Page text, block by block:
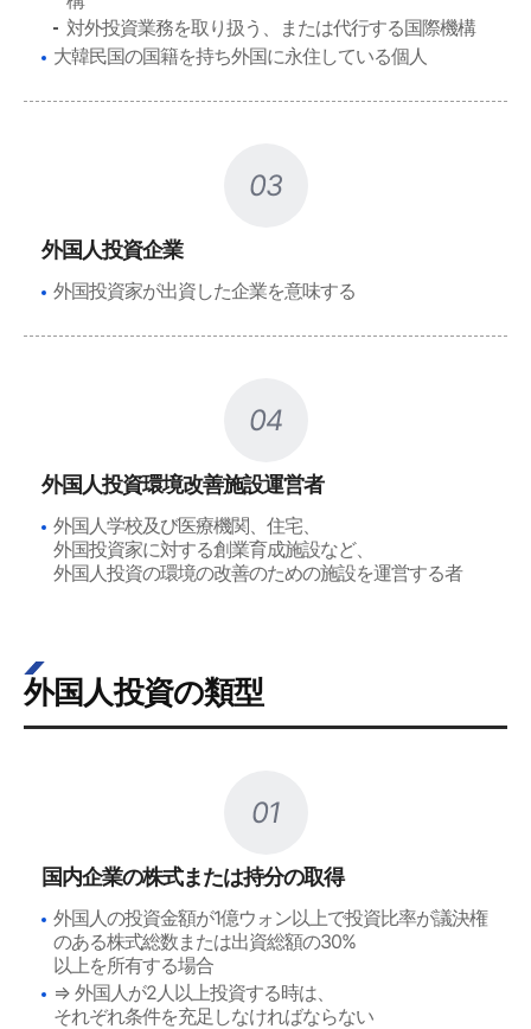
対外投資業務を取り扱う、または代行する国際機構
大韓民国の国籍を持ち外国に永住している個人
03
外国人投資企業
外国投資家が出資した企業を意味する
04
外国人投資環境改善施設運営者
外国人学校及び医療機関、住宅、
外国投資家に対する創業育成施設など、
外国人投資の環境の改善のための施設を運営する者
外国人投資の類型
01
国内企業の株式または持分の取得
外国人の投資金額が1億ウォン以上で投資比率が議決権
のある株式総数または出資総額の30%
以上を所有する場合
⇒ 外国人が2人以上投資する時は、
それぞれ条件を充足しなければならない